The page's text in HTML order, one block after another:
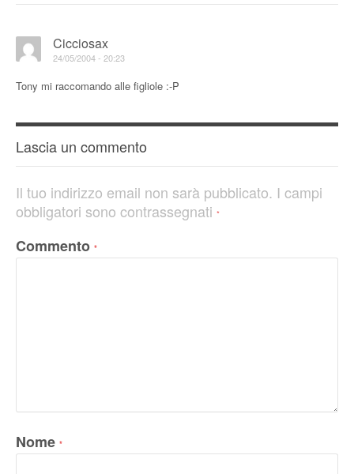
Cicciosax
24/05/2004 - 20:23
Tony mi raccomando alle figliole :-P
Lascia un commento
Il tuo indirizzo email non sarà pubblicato. I campi
obbligatori sono contrassegnati *
Commento *
Nome *